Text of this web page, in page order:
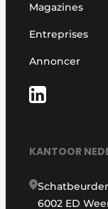
Magazines
Entreprises
Annoncer
KANTOOR
6002 ED